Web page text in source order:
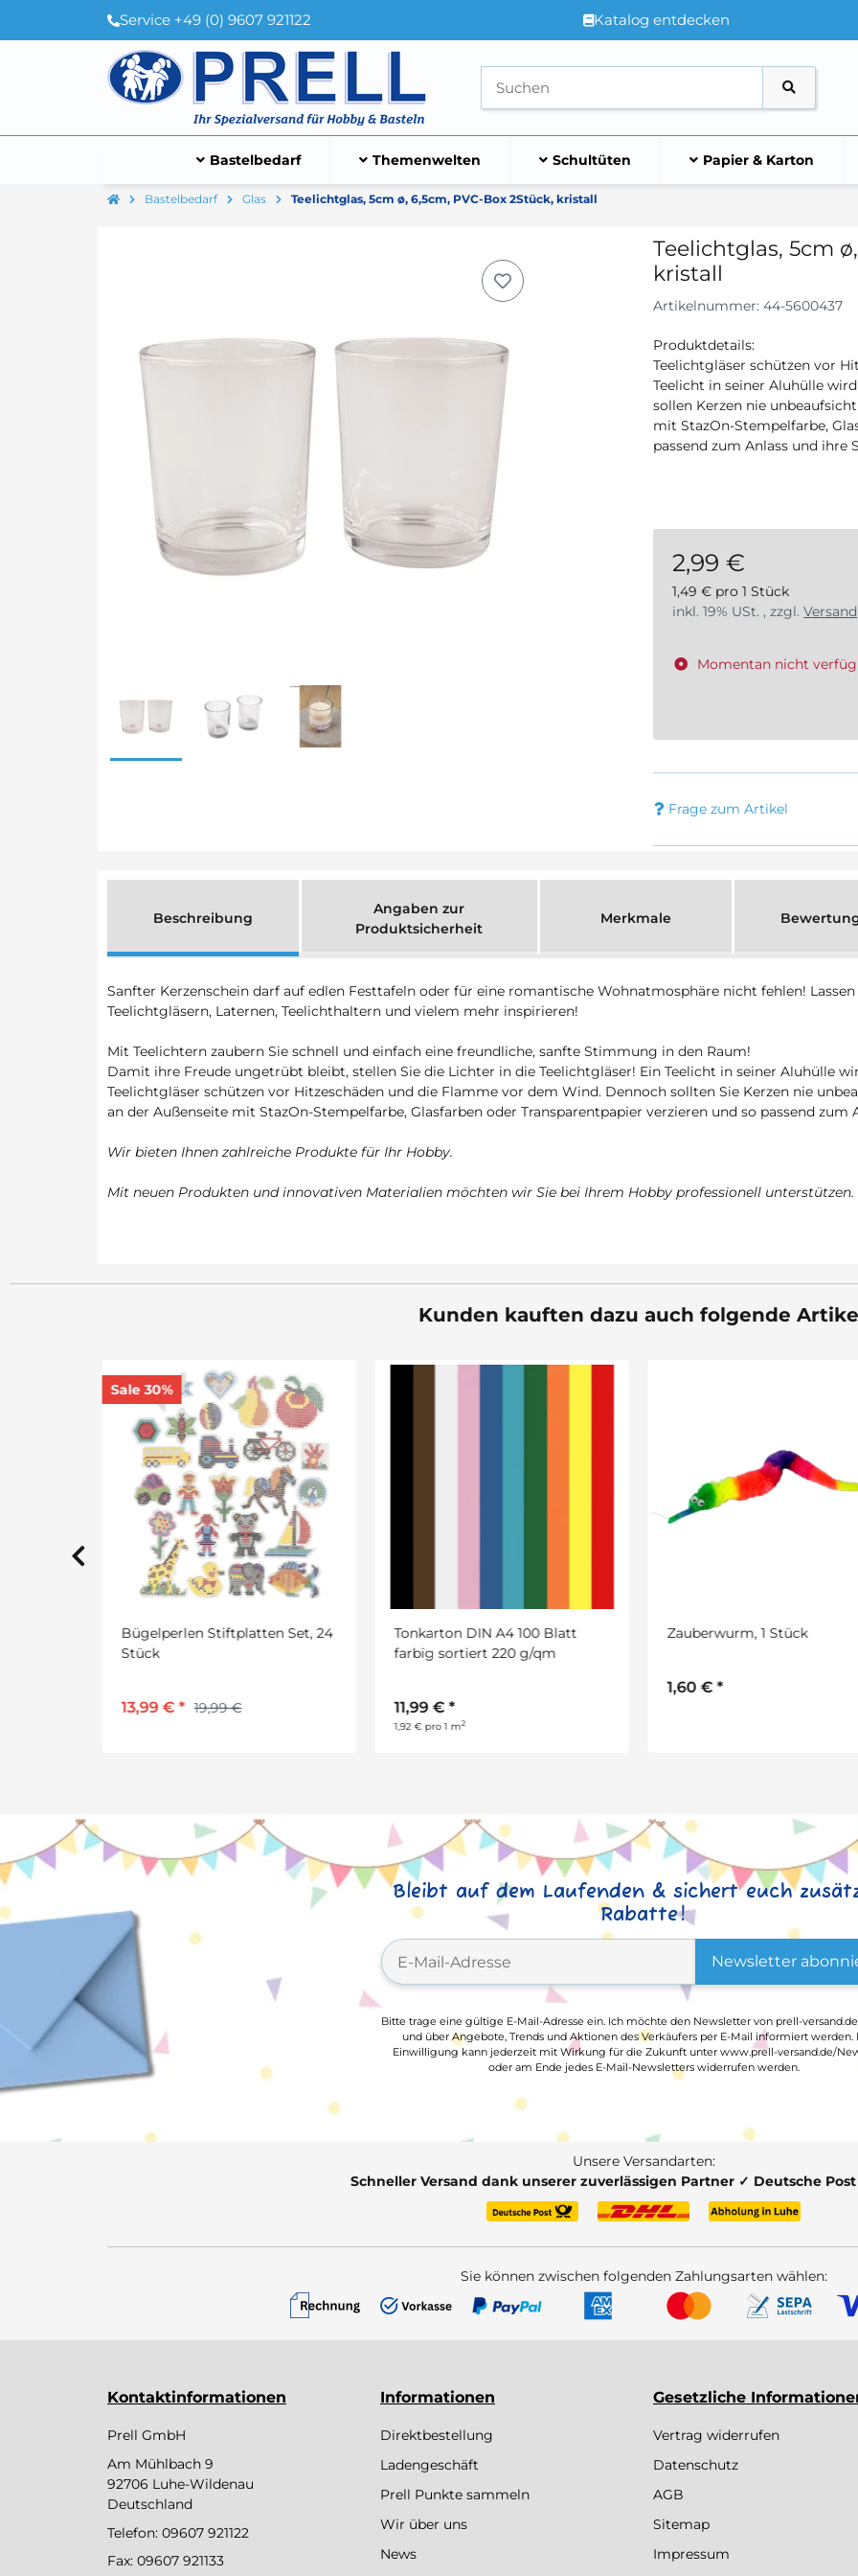
Service +49 (0) 9607 921122 Katalog entdecken
Bastelbedarf Themenwelten Schultüten Papier & Karton
Bastelbedarf Glas Teelichtglas, 5cm ø, 6,5cm, PVC-Box 2Stück, kristall
Teelichtglas, 5cm
kristall
Artikelnummer: 44-5600437
Produktdetails:
Teelichtgläser schützen vor
Teelicht in seiner Aluhülle
sollen Kerzen nie
mit StazOn-Stempelfarbe,
passend zum Anlass und
2,99 €
1,49 € pro 1 Stück
inkl. 19% USt. , zzgl. Versand
Momentan nicht
Frage zum Artikel
Beschreibung
Angaben zur
Produktsicherheit
Merkmale
Sanfter Kerzenschein darf auf edlen Festtafeln oder für eine romantische Wohnatmosphäre nicht fehlen!
Teelichtgläsern, Laternen, Teelichthaltern und vielem mehr inspirieren!
Mit Teelichtern zaubern Sie schnell und einfach eine freundliche, sanfte Stimmung in den Raum!
Damit ihre Freude ungetrübt bleibt, stellen Sie die Lichter in die Teelichtgläser! Ein Teelicht in seiner Aluhülle
Teelichtgläser schützen vor Hitzeschäden und die Flamme vor dem Wind. Dennoch sollten Sie Kerzen nie
an der Außenseite mit StazOn-Stempelfarbe, Glasfarben oder Transparentpapier verzieren und so passend
Wir bieten Ihnen zahlreiche Produkte für Ihr Hobby.
Mit neuen Produkten und innovativen Materialien möchten wir Sie bei Ihrem Hobby professionell unterstützen.
Kunden kauften dazu auch folgende
Tonkarton DIN A4 100 Blatt
farbig sortiert 220 g/qm
11,99 €*
Zauberwurm, 1 Stück
Transparentpapier rot 70 x
Bleibt auf dem Laufenden & sichert euch
Rabatte!
Newsletter
Bitte trage eine gültige E-Mail-Adresse ein. Ich möchte den Newsletter von prell-
und über Angebote, Trends und Aktionen des Verkäufers per E-Mail informiert werden.
Einwilligung kann jederzeit mit Wirkung für die Zukunft unter www.prell-versand.de/
oder am Ende jedes E-Mail-Newsletters widerrufen werden.
Unsere Versandarten:
Schneller Versand dank unserer zuverlässigen Partner ✓ Deutsche
Sie können zwischen folgenden Zahlungsarten wählen:
Kontaktinformationen
Prell GmbH
Am Mühlbach 9
92706 Luhe-Wildenau
Deutschland
Telefon: 09607 921122
Fax: 09607 921133
Informationen
Direktbestellung
Ladengeschäft
Prell Punkte sammeln
Wir über uns
News
Gesetzliche
Vertrag widerrufen
Datenschutz
AGB
Sitemap
Impressum